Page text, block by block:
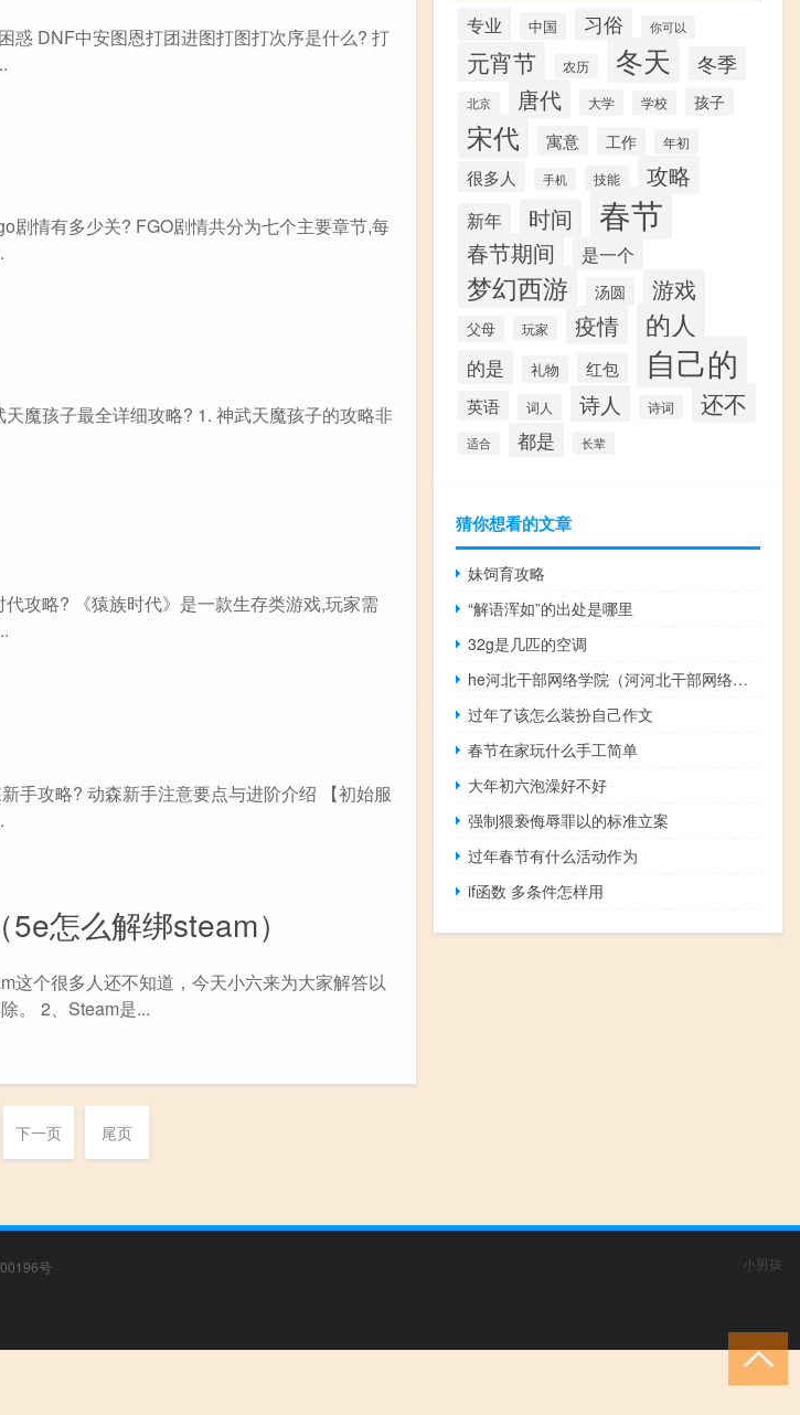
惑 DNF中安图恩打团进图打图打次序是什么? 打
剧情有多少关? FGO剧情共分为七个主要章节,每
魔孩子最全详细攻略? 1. 神武天魔孩子的攻略非
攻略? 《猿族时代》是一款生存类游戏,玩家需
手攻略? 动森新手注意要点与进阶介绍 【初始服
怎么解绑steam）
这个很多人还不知道，今天小六来为大家解答以
。 2、Steam是...
下一页 尾页
专业 中国 习俗 你可以
元宵节 农历 冬天 冬季
北京 唐代 大学 学校 孩子
宋代 寓意 工作 年初
很多人 手机 技能 攻略
新年 时间 春节
春节期间 是一个
梦幻西游 汤圆 游戏
父母 玩家 疫情 的人
的是 礼物 红包 自己的
英语 词人 诗人 诗词 还不
适合 都是 长辈
猜你想看的文章
妹饲育攻略
“解语浑如”的出处是哪里
32g是几匹的空调
he河北干部网络学院（河河北干部网络学院）
过年了该怎么装扮自己作文
春节在家玩什么手工简单
大年初六泡澡好不好
强制猥亵侮辱罪以的标准立案
过年春节有什么活动作为
if函数 多条件怎样用
号
小男孩